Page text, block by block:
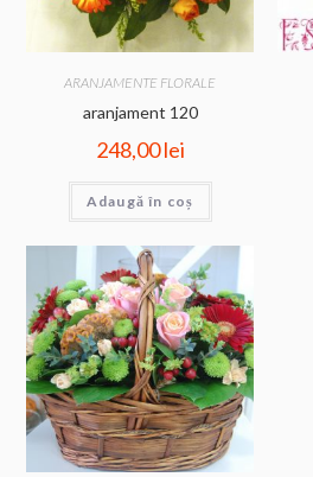
ARANJAMENTE FLORALE
aranjament 120
248,00lei
Adaugă în coș